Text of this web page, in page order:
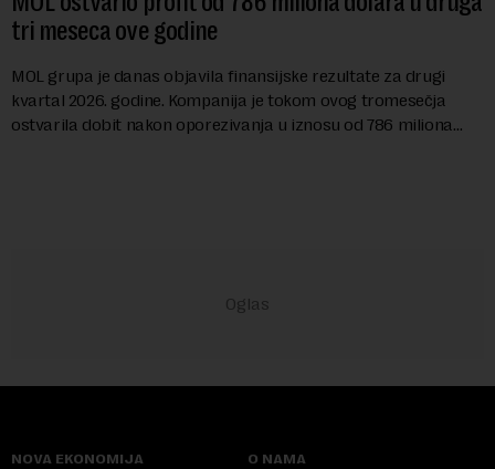
tri meseca ove godine
MOL grupa je danas objavila finansijske rezultate za drugi
kvartal 2026. godine. Kompanija je tokom ovog tromesečja
ostvarila dobit nakon oporezivanja u iznosu od 786 miliona
NOVA EKONOMIJA O NAMA